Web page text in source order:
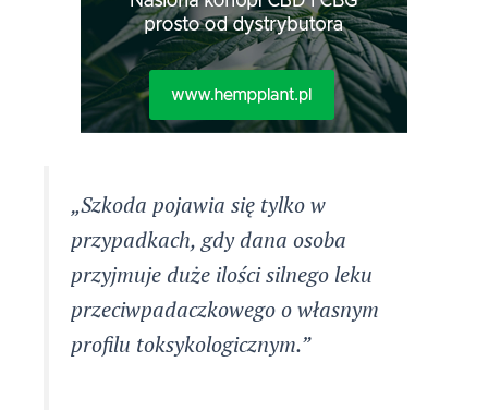
„Szkoda pojawia się tylko w
przypadkach, gdy dana osoba
przyjmuje duże ilości silnego leku
przeciwpadaczkowego o własnym
profilu toksykologicznym.”